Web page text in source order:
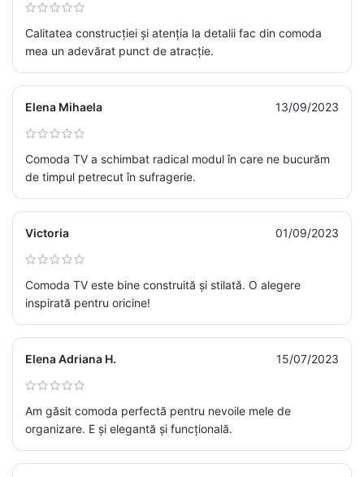
Calitatea construcției și atenția la detalii fac din comoda
mea un adevărat punct de atracție.
Elena Mihaela 13/09/2023
Comoda TV a schimbat radical modul în care ne bucurăm
de timpul petrecut în sufragerie.
Victoria 01/09/2023
Comoda TV este bine construită și stilată. O alegere
inspirată pentru oricine!
Elena Adriana H. 15/07/2023
Am găsit comoda perfectă pentru nevoile mele de
organizare. E și elegantă și funcțională.